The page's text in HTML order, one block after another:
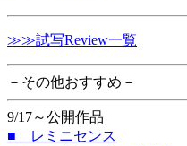
≫≫試写Review一覧
－その他おすすめ－
9/17～公開作品
■ レミニセンス